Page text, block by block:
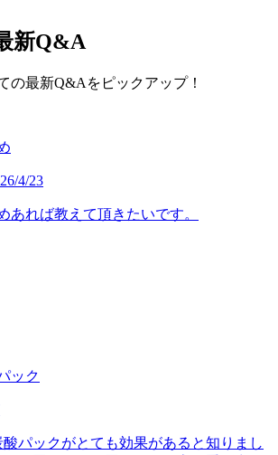
新Q&A
の最新Q&Aをピックアップ！
4/23
あれば教えて頂きたいです。
ック
パックがとても効果があると知りまし